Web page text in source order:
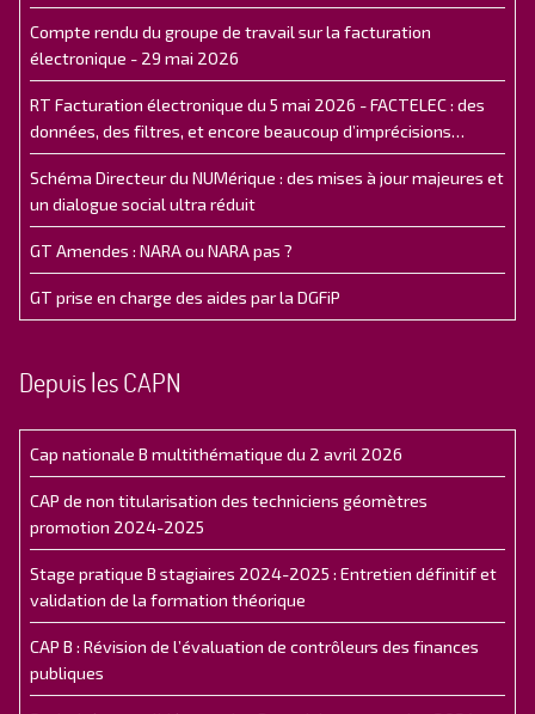
Compte rendu du groupe de travail sur la facturation
électronique - 29 mai 2026
RT Facturation électronique du 5 mai 2026 - FACTELEC : des
données, des filtres, et encore beaucoup d’imprécisions…
Schéma Directeur du NUMérique : des mises à jour majeures et
un dialogue social ultra réduit
GT Amendes : NARA ou NARA pas ?
GT prise en charge des aides par la DGFiP
Depuis les CAPN
Cap nationale B multithématique du 2 avril 2026
CAP de non titularisation des techniciens géomètres
promotion 2024-2025
Stage pratique B stagiaires 2024-2025 : Entretien définitif et
validation de la formation théorique
CAP B : Révision de l’évaluation de contrôleurs des finances
publiques